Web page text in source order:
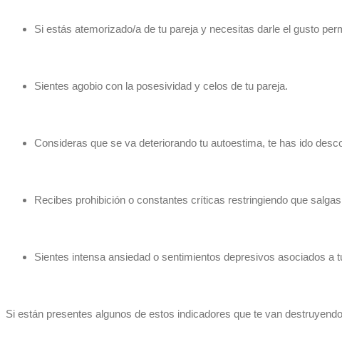
Si estás atemorizado/a de tu pareja y necesitas darle el gusto
Sientes agobio con la posesividad y celos de tu pareja.
Consideras que se va deteriorando tu autoestima, te has ido
Recibes prohibición o constantes críticas restringiendo que
Sientes intensa ansiedad o sentimientos depresivos asociados a
Si están presentes algunos de estos indicadores que te van